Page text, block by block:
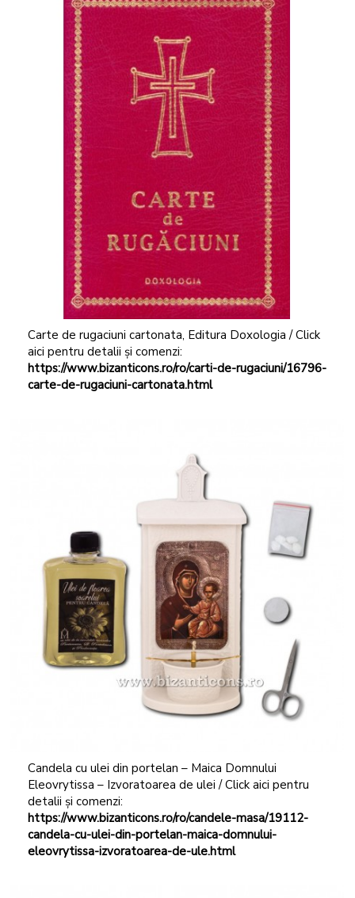
Carte de rugaciuni cartonata, Editura Doxologia / Click
aici pentru detalii și comenzi:
https://www.bizanticons.ro/ro/carti-de-rugaciuni/16796-
carte-de-rugaciuni-cartonata.html
Candela cu ulei din portelan – Maica Domnului
Eleovrytissa – Izvoratoarea de ulei / Click aici pentru
detalii și comenzi:
https://www.bizanticons.ro/ro/candele-masa/19112-
candela-cu-ulei-din-portelan-maica-domnului-
eleovrytissa-izvoratoarea-de-ule.html